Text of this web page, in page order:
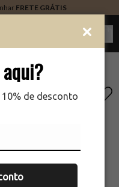
de desconto
FRETE GRÁTIS